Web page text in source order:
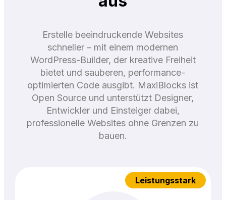
Erstelle beeindruckende Websites
schneller – mit einem modernen
WordPress-Builder, der kreative Freiheit
bietet und sauberen, performance-
optimierten Code ausgibt. MaxiBlocks ist
Open Source und unterstützt Designer,
Entwickler und Einsteiger dabei,
professionelle Websites ohne Grenzen zu
bauen.
Leistungsstark